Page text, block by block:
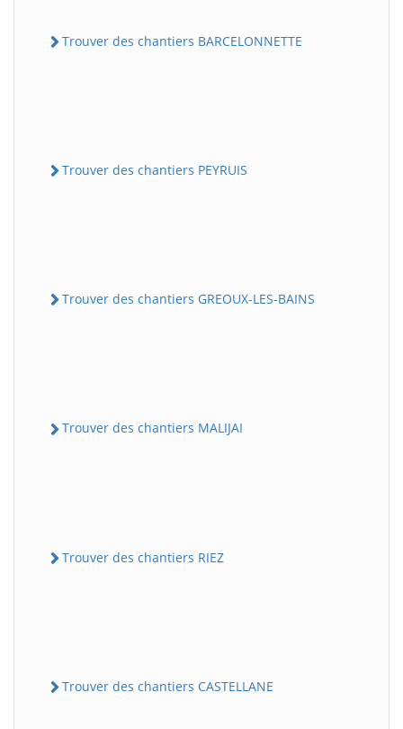
Trouver des chantiers BARCELONNETTE
Trouver des chantiers PEYRUIS
Trouver des chantiers GREOUX-LES-BAINS
Trouver des chantiers MALIJAI
Trouver des chantiers RIEZ
Trouver des chantiers CASTELLANE